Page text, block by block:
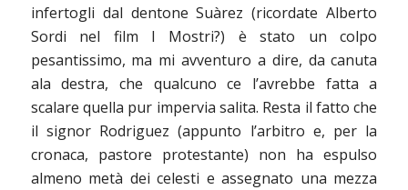
infertogli dal dentone Suàrez (ricordate Alberto
Sordi nel film I Mostri?) è stato un colpo
pesantissimo, ma mi avventuro a dire, da canuta
ala destra, che qualcuno ce l’avrebbe fatta a
scalare quella pur impervia salita. Resta il fatto che
il signor Rodriguez (appunto l’arbitro e, per la
cronaca, pastore protestante) non ha espulso
almeno metà dei celesti e assegnato una mezza